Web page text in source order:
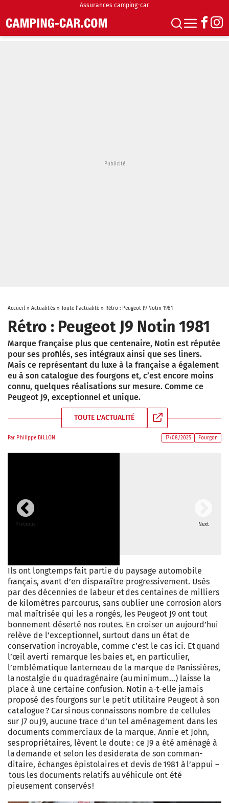
Assurances camping-car
Accueil» Actualités» Toute l'actualité » Rétro : Peugeot J9 Notin 1981
Rétro : Peugeot J9 Notin 1981
Marque française plus que centenaire, Notin est réputée
pour ses profilés, ses intégraux ainsi que ses liners.
Mais ce représentant du luxe à la française a également
eu à son catalogue des fourgons et, c’est encore moins
connu, quelques réalisations sur mesure. Comme ce
Peugeot J9, exceptionnel et unique.
TOUTE L'ACTUALITÉ
Par Philippe BILLON 17/08/2025 Fourgon
Previous Next
Ils ont longtemps fait partie du paysage automobile
français, avant d’en disparaître progressivement. Usés
par des décennies de labeur et des centaines de milliers
de kilomètres parcourus, sans oublier une corrosion alors
mal maîtrisée qui les a rongés, les Peugeot J9 ont tout
bonnement déserté nos routes. En croiser un aujourd’hui
relève de l’exceptionnel, surtout dans un état de
conservation incroyable, comme c’est le cas ici. Et quand
l’œil averti remarque les baies et, en particulier,
l’emblématique lanterneau de la marque de Panissières,
la nostalgie du quadragénaire (au minimum…) laisse la
place à une certaine confusion. Notin a-t-elle jamais
proposé des fourgons sur le petit utilitaire Peugeot à son
catalogue ? Car si nous connaissons nombre de cellules
sur J7 ou J9, aucune trace d’un tel aménagement dans les
documents commerciaux de la marque. Annie et John,
ses propriétaires, lèvent le doute : ce J9 a été aménagé à
la demande et selon les desiderata de son comman­
ditaire, échanges épistolaires et devis de 1981 à l’appui –
tous les documents relatifs au véhicule ont été
pieusement conservés !